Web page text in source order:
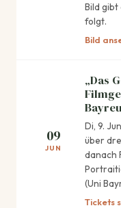
Bild
folgt.
Bild
09
JUN
„Das
Di, 9.
über
danach
(Uni
Tickets